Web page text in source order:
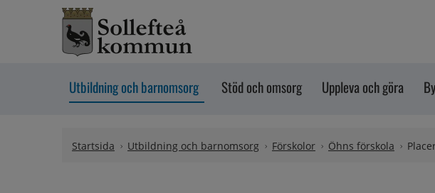
Hoppa till innehåll
Utbildning och barnomsorg Stöd och omsorg Uppleva och göra
Startsida Utbildning och barnomsorg Förskolor Öhns förskola